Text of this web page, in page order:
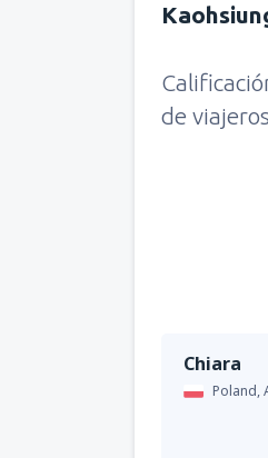
de
Chiara
Poland,